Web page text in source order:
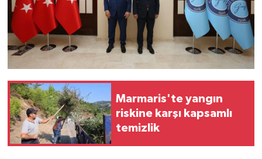
Marmaris'te yangın
riskine karşı kapsamlı
temizlik